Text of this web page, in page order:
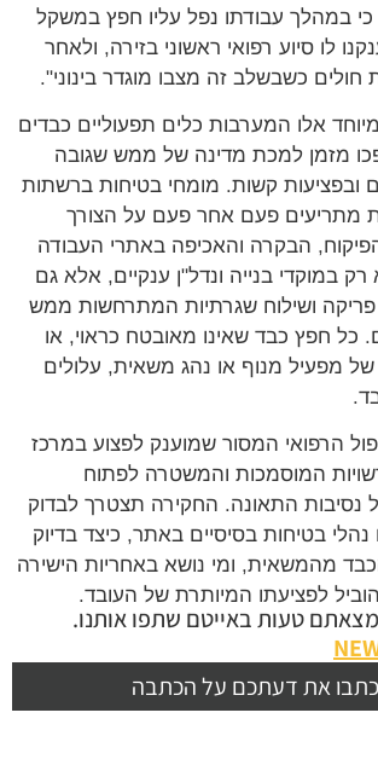
עבודתו נפל עליו חפץ במשקל
סיוע רפואי ראשוני בזירה, ולאחר
כשבשלב זה מצבו מוגדר בינוני".
אלו המערבות כלים תפעוליים כבדים
למכת מדינה של ממש שגובה
קשות. מומחי בטיחות ברשתות
פעם אחר פעם על הצורך
הבקרה והאכיפה באתרי העבודה
בנייה ונדל"ן ענקיים, אלא גם
ושילוח שגרתיות המתרחשות ממש
חפץ כבד שאינו מאובטח כראוי, או
מנוף או נהג משאית, עלולים
המסור שמוענק לפצוע במרכז
המוסמכות והמשטרה לפתוח
התאונה. החקירה תצטרך לבדוק
בטיחות בסיסיים באתר, כיצד בדיוק
ומי נושא באחריות הישירה
לפציעתו המיותרת של העובד.
טעות באייטם שתפו אותנו.
את דעתכם על הכתבה